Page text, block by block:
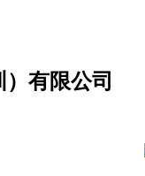
有限公司